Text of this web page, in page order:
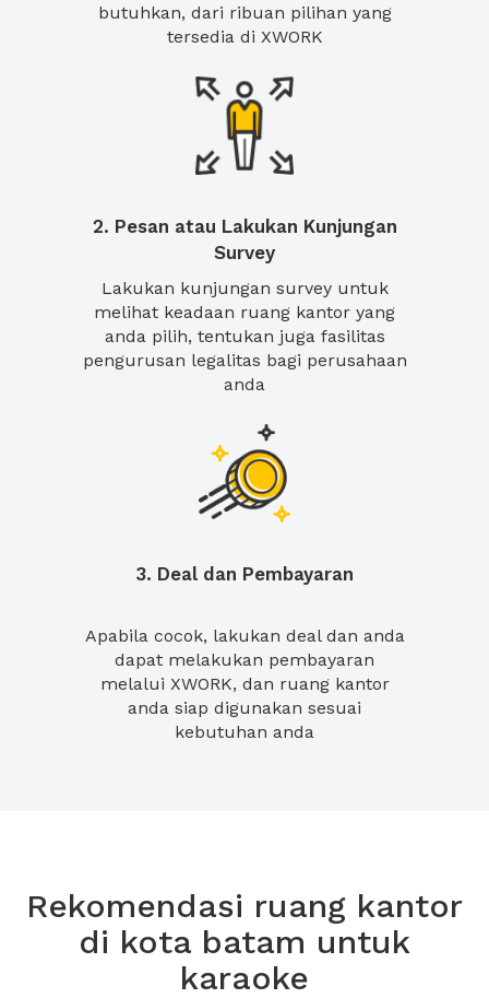
butuhkan, dari ribuan pilihan yang
tersedia di XWORK
2. Pesan atau Lakukan Kunjungan
Survey
Lakukan kunjungan survey untuk
melihat keadaan ruang kantor yang
anda pilih, tentukan juga fasilitas
pengurusan legalitas bagi perusahaan
anda
3. Deal dan Pembayaran
Apabila cocok, lakukan deal dan anda
dapat melakukan pembayaran
melalui XWORK, dan ruang kantor
anda siap digunakan sesuai
kebutuhan anda
Rekomendasi ruang kantor
di kota batam untuk
karaoke